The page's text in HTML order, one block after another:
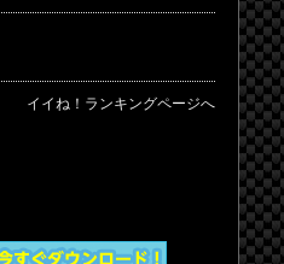
イイね！ランキングページへ